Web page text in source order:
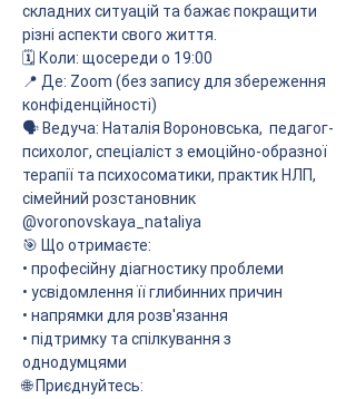
складних ситуацій та бажає покращити
різні аспекти свого життя.
🗓 Коли: щосереди о 19:00
📍 Де: Zoom (без запису для збереження
конфіденційності)
🗣 Ведуча: Наталія Вороновська,  педагог-
психолог, спеціаліст з емоційно-образної
терапії та психосоматики, практик НЛП,
сімейний розстановник
@voronovskaya_nataliya
🎯 Що отримаєте:
• професійну діагностику проблеми
• усвідомлення її глибинних причин
• напрямки для розв'язання
• підтримку та спілкування з
однодумцями
🌐 Приєднуйтесь: